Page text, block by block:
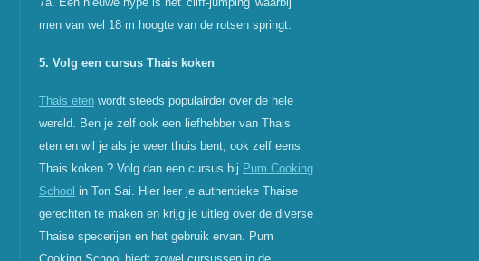
men van wel 18 m hoogte van de rotsen springt.
5. Volg een cursus Thais koken
Thais eten wordt steeds populairder over de hele
wereld. Ben je zelf ook een liefhebber van Thais
eten en wil je als je weer thuis bent, ook zelf eens
Thais koken ? Volg dan een cursus bij Pum Cooking
School in Ton Sai. Hier leer je authentieke Thaise
gerechten te maken en krijg je uitleg over de diverse
Thaise specerijen en het gebruik ervan. Pum